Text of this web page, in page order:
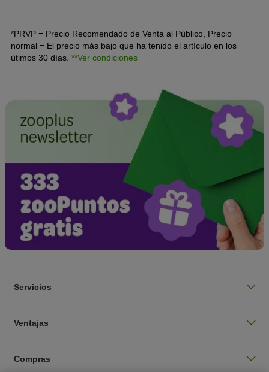
*PRVP = Precio Recomendado de Venta al Público, Precio
normal = El precio más bajo que ha tenido el artículo en los
útimos 30 días. **Ver condiciones
Servicios
Ventajas
Compras